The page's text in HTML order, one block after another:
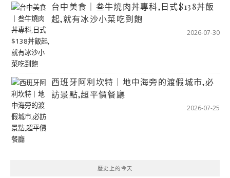
台中美食｜叁牛燒肉丼專科,日式$138丼飯
起,就有冰沙小菜吃到飽
2026-07-30
西班牙阿利坎特｜地中海旁的渡假城市,必
訪景點,超平價餐廳
2026-07-25
歷史上的今天